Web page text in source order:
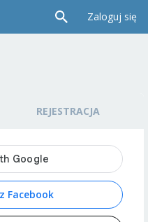
Zaloguj się
REJESTRACJA
Facebook